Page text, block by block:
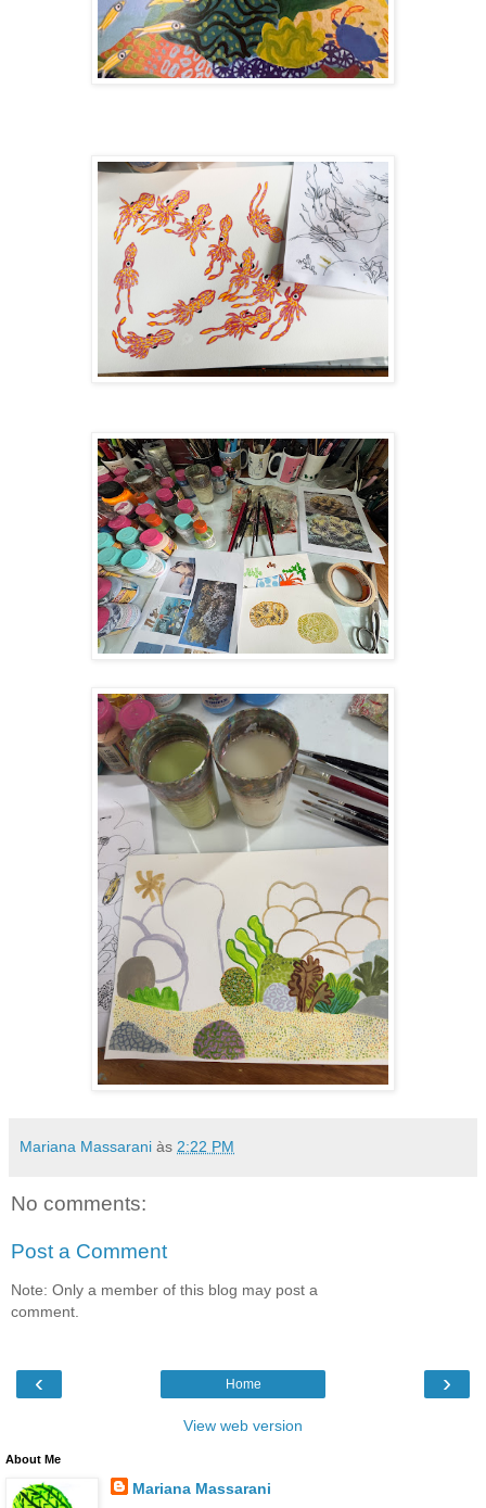
Mariana Massarani às 2:22 PM
No comments:
Post a Comment
Note: Only a member of this blog may post a
comment.
‹ ›
Home
View web version
About Me
Mariana Massarani